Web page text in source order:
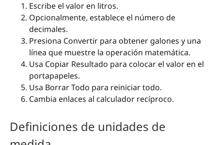
Escribe el valor en litros.
Opcionalmente, establece el número de
decimales.
Presiona Convertir para obtener galones y una
línea que muestre la operación matemática.
Usa Copiar Resultado para colocar el valor en el
portapapeles.
Usa Borrar Todo para reiniciar todo.
Cambia enlaces al calculador recíproco.
Definiciones de unidades de